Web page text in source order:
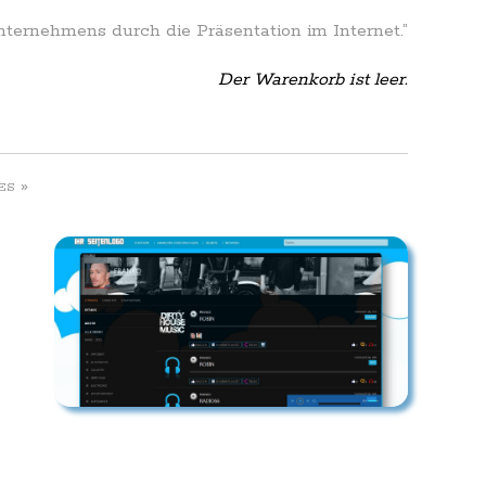
durch die Präsentation im Internet.”
Der Warenkorb ist leer.
»